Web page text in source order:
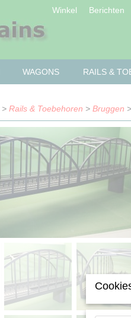
Winkel Berichten
WAGONS RAILS &
> Rails & Toebehoren > Bruggen